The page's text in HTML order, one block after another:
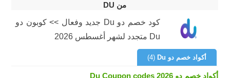
من DU
كود خصم دو Du جديد وفعال >> كوبون دو
Du متجدد لشهر أغسطس 2026
أكواد خصم دو Du (4)
أكواد خصم دو Du Coupon codes 2026